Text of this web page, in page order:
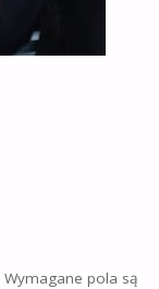
Wymagane pola są